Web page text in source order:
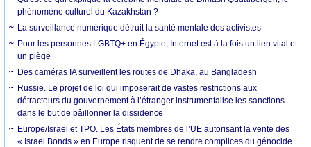
phénomène culturel du Kazakhstan ?
La surveillance numérique détruit la santé mentale des activistes
Pour les personnes LGBTQ+ en Égypte, Internet est à la fois un lien vital et
un piège
Des caméras IA surveillent les routes de Dhaka, au Bangladesh
Russie. Le projet de loi qui imposerait de vastes restrictions aux
détracteurs du gouvernement à l’étranger instrumentalise les sanctions
dans le but de bâillonner la dissidence
Europe/Israël et TPO. Les États membres de l’UE autorisant la vente des
« Israel Bonds » en Europe risquent de se rendre complices du génocide